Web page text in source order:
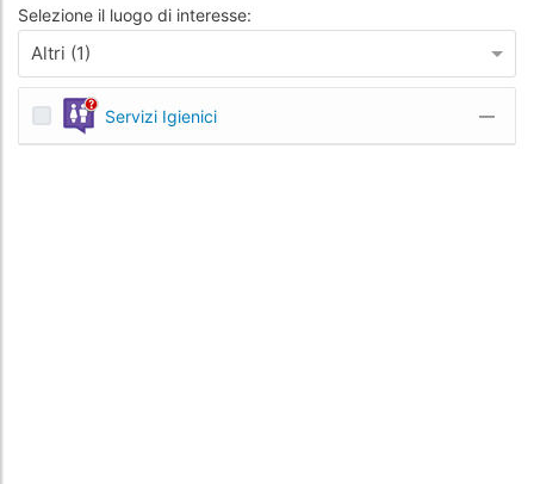
Selezione il luogo di interesse:
Altri (1)
Servizi Igienici —